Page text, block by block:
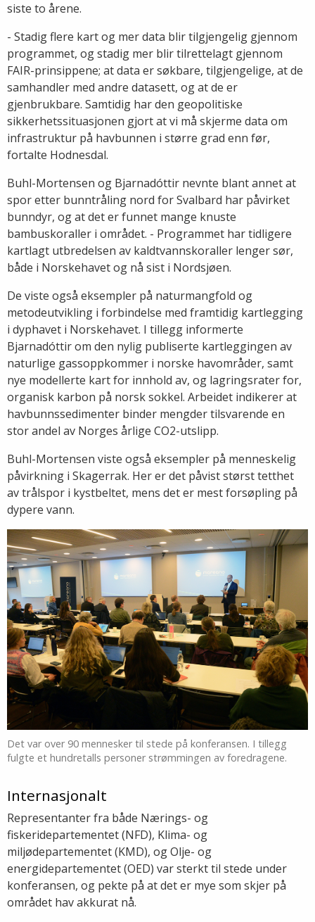
siste to årene.
- Stadig flere kart og mer data blir tilgjengelig gjennom
programmet, og stadig mer blir tilrettelagt gjennom
FAIR-prinsippene; at data er søkbare, tilgjengelige, at de
samhandler med andre datasett, og at de er
gjenbrukbare. Samtidig har den geopolitiske
sikkerhetssituasjonen gjort at vi må skjerme data om
infrastruktur på havbunnen i større grad enn før,
fortalte Hodnesdal.
Buhl-Mortensen og Bjarnadóttir nevnte blant annet at
spor etter bunntråling nord for Svalbard har påvirket
bunndyr, og at det er funnet mange knuste
bambuskoraller i området. - Programmet har tidligere
kartlagt utbredelsen av kaldtvannskoraller lenger sør,
både i Norskehavet og nå sist i Nordsjøen.
De viste også eksempler på naturmangfold og
metodeutvikling i forbindelse med framtidig kartlegging
i dyphavet i Norskehavet. I tillegg informerte
Bjarnadóttir om den nylig publiserte kartleggingen av
naturlige gassoppkommer i norske havområder, samt
nye modellerte kart for innhold av, og lagringsrater for,
organisk karbon på norsk sokkel. Arbeidet indikerer at
havbunnssedimenter binder mengder tilsvarende en
stor andel av Norges årlige CO2-utslipp.
Buhl-Mortensen viste også eksempler på menneskelig
påvirkning i Skagerrak. Her er det påvist størst tetthet
av trålspor i kystbeltet, mens det er mest forsøpling på
dypere vann.
Det var over 90 mennesker til stede på konferansen. I tillegg
fulgte et hundretalls personer strømmingen av foredragene.
Internasjonalt
Representanter fra både Nærings- og
fiskeridepartementet (NFD), Klima- og
miljødepartementet (KMD), og Olje- og
energidepartementet (OED) var sterkt til stede under
konferansen, og pekte på at det er mye som skjer på
området hav akkurat nå.